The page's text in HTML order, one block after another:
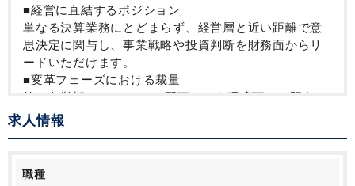
■経営に直結するポジション
単なる決算業務にとどまらず、経営層と近い距離で意
思決定に関与し、事業戦略や投資判断を財務面からリ
ードいただけます。
■変革フェーズにおける裁量
第二創業期・PEファンド配下という環境下で、既存の
仕組みに捉われず、財務経理体制の構築や業務改革
（BPR）を主導いただけます。
Exitを見据えたガバナンス強化・体制整備に関与でき
求人情報
職種